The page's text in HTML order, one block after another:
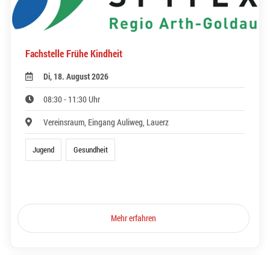
Fachstelle Frühe Kindheit
Di, 18. August 2026
08:30 - 11:30 Uhr
Vereinsraum, Eingang Auliweg, Lauerz
Jugend Gesundheit
Mehr erfahren